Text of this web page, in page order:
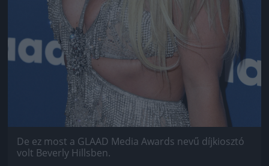
De ez most a GLAAD Media Awards nevű díjkiosztó
volt Beverly Hillsben.